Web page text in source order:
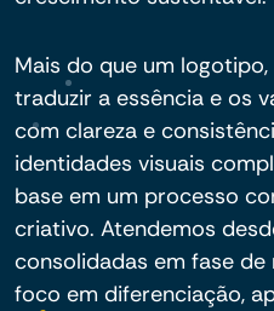
Mais do que um
traduzir a essência e os
com clareza e
identidades visuais
base em um processo
criativo. Atendemos
consolidadas em fase
foco em diferenciação,